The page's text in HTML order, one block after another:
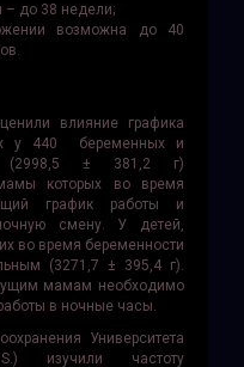
– до 38 недели;
возможна до 40
влияние графика
у 440 беременных и
(2998,5 ± 381,2 г)
которых во время
график работы и
смену. У детей,
во время беременности
(3271,7 ± ​​395,4 г).
мамам необходимо
в ночные часы.
Университета
изучили частоту